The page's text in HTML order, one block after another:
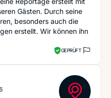
Gästen. Durch seine
besonders auch die
erstellt. Wir können ihn
GEPRÜFT